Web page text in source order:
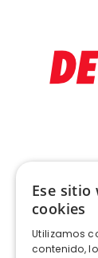
Ese sitio
cookies
Utilizamos
contenido,